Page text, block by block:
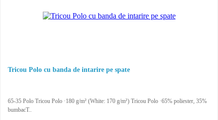
Tricou Polo cu banda de intarire pe spate
65-35 Polo Tricou Polo ·180 g/m² (White: 170 g/m²) Tricou Polo ·65% poliester, 35%
bumbacT..